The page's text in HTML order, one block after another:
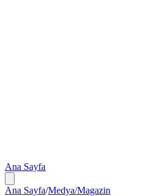
Ana Sayfa
Ana Sayfa/Medya/Magazin